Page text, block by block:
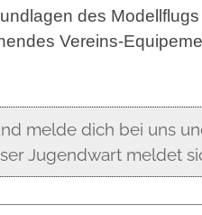
des
Vereins-
melde dich bei uns
Jugendwart meldet